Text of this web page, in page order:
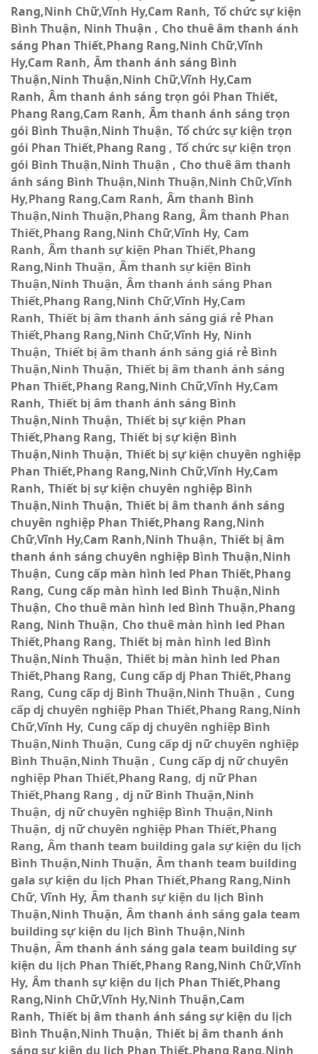
Rang,Ninh Chữ,Vĩnh Hy,Cam Ranh Tổ chức sự kiện
Bình Thuận, Ninh Thuận
Cho thuê âm thanh ánh
sáng Phan Thiết,Phang Rang,Ninh Chữ,Vĩnh
Hy,Cam Ranh Âm thanh ánh sáng Bình
Thuận,Ninh Thuận,Ninh Chữ,Vĩnh Hy,Cam
Ranh Âm thanh ánh sáng trọn gói Phan Thiết,
Phang Rang,Cam Ranh Âm thanh ánh sáng trọn
gói Bình Thuận,Ninh Thuận Tổ chức sự kiện trọn
gói Phan Thiết,Phang Rang
Tổ chức sự kiện trọn
gói Bình Thuận,Ninh Thuận
Cho thuê âm thanh
ánh sáng Bình Thuận,Ninh Thuận,Ninh Chữ,Vĩnh
Hy,Phang Rang,Cam Ranh Âm thanh Bình
Thuận,Ninh Thuận,Phang Rang Âm thanh Phan
Thiết,Phang Rang,Ninh Chữ,Vĩnh Hy, Cam
Ranh Âm thanh sự kiện Phan Thiết,Phang
Rang,Ninh Thuận Âm thanh sự kiện Bình
Thuận,Ninh Thuận Âm thanh ánh sáng Phan
Thiết,Phang Rang,Ninh Chữ,Vĩnh Hy,Cam
Ranh Thiết bị âm thanh ánh sáng giá rẻ Phan
Thiết,Phang Rang,Ninh Chữ,Vĩnh Hy, Ninh
Thuận Thiết bị âm thanh ánh sáng giá rẻ Bình
Thuận,Ninh Thuận Thiết bị âm thanh ánh sáng
Phan Thiết,Phang Rang,Ninh Chữ,Vĩnh Hy,Cam
Ranh Thiết bị âm thanh ánh sáng Bình
Thuận,Ninh Thuận Thiết bị sự kiện Phan
Thiết,Phang Rang Thiết bị sự kiện Bình
Thuận,Ninh Thuận Thiết bị sự kiện chuyên nghiệp
Phan Thiết,Phang Rang,Ninh Chữ,Vĩnh Hy,Cam
Ranh Thiết bị sự kiện chuyên nghiệp Bình
Thuận,Ninh Thuận Thiết bị âm thanh ánh sáng
chuyên nghiệp Phan Thiết,Phang Rang,Ninh
Chữ,Vĩnh Hy,Cam Ranh,Ninh Thuận Thiết bị âm
thanh ánh sáng chuyên nghiệp Bình Thuận,Ninh
Thuận Cung cấp màn hình led Phan Thiết,Phang
Rang Cung cấp màn hình led Bình Thuận,Ninh
Thuận Cho thuê màn hình led Bình Thuận,Phang
Rang, Ninh Thuận Cho thuê màn hình led Phan
Thiết,Phang Rang Thiết bị màn hình led Bình
Thuận,Ninh Thuận Thiết bị màn hình led Phan
Thiết,Phang Rang Cung cấp dj Phan Thiết,Phang
Rang Cung cấp dj Bình Thuận,Ninh Thuận
Cung
cấp dj chuyên nghiệp Phan Thiết,Phang Rang,Ninh
Chữ,Vĩnh Hy Cung cấp dj chuyên nghiệp Bình
Thuận,Ninh Thuận Cung cấp dj nữ chuyên nghiệp
Bình Thuận,Ninh Thuận
Cung cấp dj nữ chuyên
nghiệp Phan Thiết,Phang Rang dj nữ Phan
Thiết,Phang Rang
dj nữ Bình Thuận,Ninh
Thuận dj nữ chuyên nghiệp Bình Thuận,Ninh
Thuận dj nữ chuyên nghiệp Phan Thiết,Phang
Rang Âm thanh team building gala sự kiện du lịch
Bình Thuận,Ninh Thuận Âm thanh team building
gala sự kiện du lịch Phan Thiết,Phang Rang,Ninh
Chữ, Vĩnh Hy Âm thanh sự kiện du lịch Bình
Thuận,Ninh Thuận Âm thanh ánh sáng gala team
building sự kiện du lịch Bình Thuận,Ninh
Thuận Âm thanh ánh sáng gala team building sự
kiện du lịch Phan Thiết,Phang Rang,Ninh Chữ,Vĩnh
Hy Âm thanh sự kiện du lịch Phan Thiết,Phang
Rang,Ninh Chữ,Vĩnh Hy,Ninh Thuận,Cam
Ranh Thiết bị âm thanh ánh sáng sự kiện du lịch
Bình Thuận,Ninh Thuận Thiết bị âm thanh ánh
sáng sự kiện du lịch Phan Thiết,Phang Rang,Ninh